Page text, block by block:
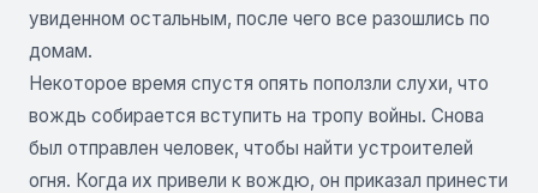
увиденном остальным, после чего все разошлись по
домам.
Некоторое время спустя опять поползли слухи, что
вождь собирается вступить на тропу войны. Снова
был отправлен человек, чтобы найти устроителей
огня. Когда их привели к вождю, он приказал принести